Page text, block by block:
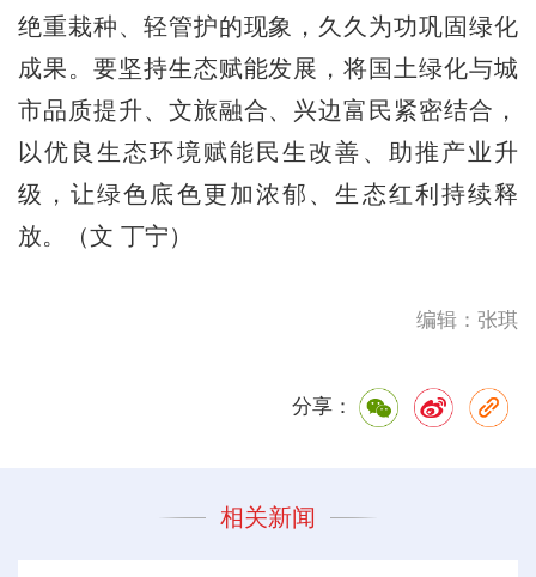
绝重栽种、轻管护的现象，久久为功巩固绿化
成果。要坚持生态赋能发展，将国土绿化与城
市品质提升、文旅融合、兴边富民紧密结合，
以优良生态环境赋能民生改善、助推产业升
级，让绿色底色更加浓郁、生态红利持续释
放。（文 丁宁）
编辑：张琪
分享：
相关新闻